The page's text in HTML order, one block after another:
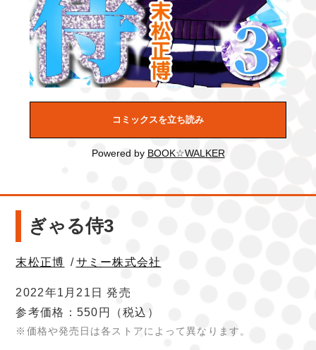
コミックスを立ち読み
Powered by BOOK☆WALKER
ぎゃる侍3
末松正博 /サミー株式会社
2022年1月21日 発売
参考価格：550円
（税込）
※価格や発売日は各ストアによって異なります。